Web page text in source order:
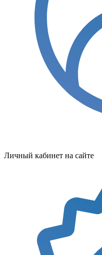
Личный кабинет на сайте